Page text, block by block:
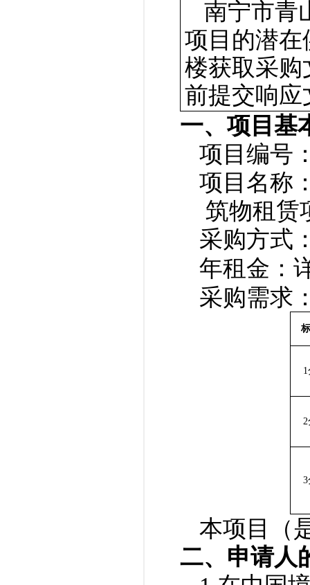
南宁市青
项目的潜在
楼获取采购
前提交响应
一、项目基
项目编号
项目名称
筑物租赁
采购方式
年租金：
采购需求
3
本项目（
二、申请人